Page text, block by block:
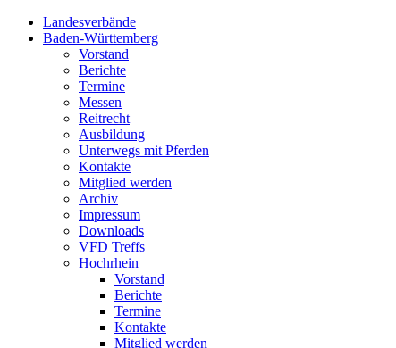
Landesverbände
Baden-Württemberg
Vorstand
Berichte
Termine
Messen
Reitrecht
Ausbildung
Unterwegs mit Pferden
Kontakte
Mitglied werden
Archiv
Impressum
Downloads
VFD Treffs
Hochrhein
Vorstand
Berichte
Termine
Kontakte
Mitglied werden